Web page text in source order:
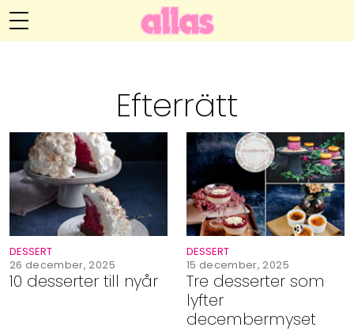
Relationer
Handarbete
Video
Annelie Anderssons blogg
Hem
Om Annelie
Kategorier
Arkiv
Webshop
Kontakt
Efterrätt
10 desserter till nyår
DESSERT
26 december, 2025
Tre desserter som
lyfter
decembermyset
DESSERT
15 december, 2025